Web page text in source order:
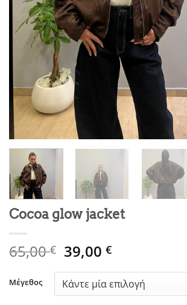
Cocoa glow jacket
65,00€ Original
price
was:
65,00 €.
39,00€Η
τιμή
είναι:
Μέγεθος